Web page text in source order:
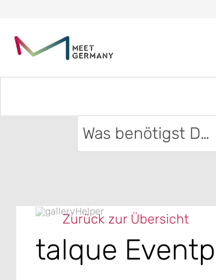
Was benötigst Du?
Zurück zur Übersicht
talque